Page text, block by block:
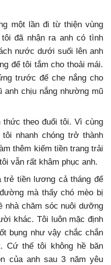
một lần đi từ thiện vùng
đã nhận ra anh có tình
nước dưới suối lên anh
để tôi tắm cho thoải mái.
trước để che nắng cho
anh chịu nắng nhường mũ
thức theo đuổi tôi. Vì cùng
nhanh chóng trở thành
thêm kiếm tiền trang trải
vẫn rất khâm phục anh.
trẻ tiền lương cả tháng để
mà thấy chó mèo bị
nhà chăm sóc nuôi dưỡng
khác. Tôi luôn mặc định
bụng như vậy chắc chắn
Cứ thế tôi không hề băn
của anh sau 3 năm yêu